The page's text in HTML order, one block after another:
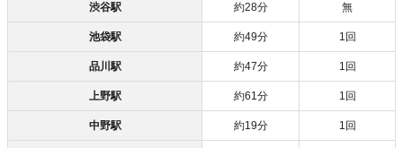
渋谷駅 約28分 無
池袋駅 約49分 1回
品川駅 約47分 1回
上野駅 約61分 1回
中野駅 約19分 1回